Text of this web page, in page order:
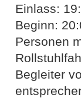
Einlass:
Beginn:
Personen
Begleiter